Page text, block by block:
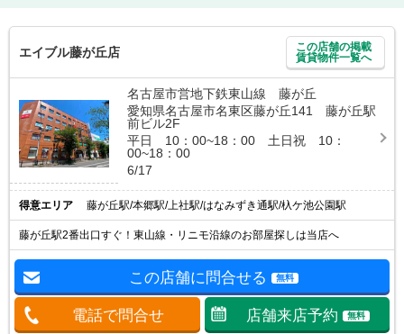
エイブル藤が丘店
この店舗の掲載
賃貸物件一覧へ
名古屋市営地下鉄東山線 藤が丘
愛知県名古屋市名東区藤が丘141 藤が丘駅
前ビル2F
平日 10：00~18：00 土日祝 10：
00~18：00
6/17
得意エリア 藤が丘駅/本郷駅/上社駅/はなみずき通駅/杁ケ池公園駅
藤が丘駅2番出口すぐ！東山線・リニモ沿線のお部屋探しは当店へ
この店舗に問合せる 無料
電話で問合せ 店舗来店予約 無料